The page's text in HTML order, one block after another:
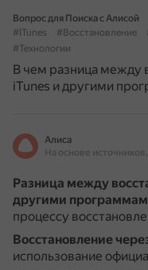
Вопрос для Поиска с Алисой
#ITunes
#Восстановление
#Технологии
В чем разница между
iTunes и другими
Алиса
Разница между
другими
процессу
Восстановление
использование